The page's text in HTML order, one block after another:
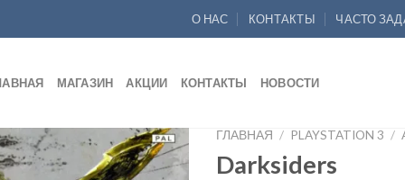
О НАС КОНТАКТЫ ЧАСТО
МАГАЗИН АКЦИИ КОНТАКТЫ НОВОСТИ
ГЛАВНАЯ / PLAYSTATION 3 /
Darksiders